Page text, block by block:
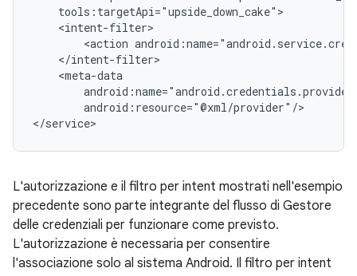
<action
android:resource="@xml/provider"/>
L'autorizzazione e il filtro per intent mostrati nell'esempio
precedente sono parte integrante del flusso di Gestore
delle credenziali per funzionare come previsto.
L'autorizzazione è necessaria per consentire
l'associazione solo al sistema Android. Il filtro per intent